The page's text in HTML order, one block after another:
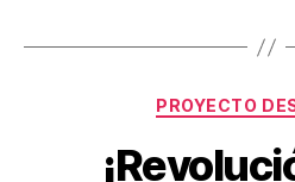
PROYECTO